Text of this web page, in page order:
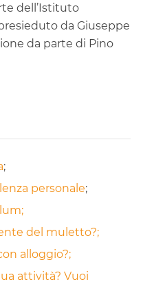
dell’Istituto
da Giuseppe
da parte di Pino
;
personale;
del muletto?;
alloggio?;
attività? Vuoi